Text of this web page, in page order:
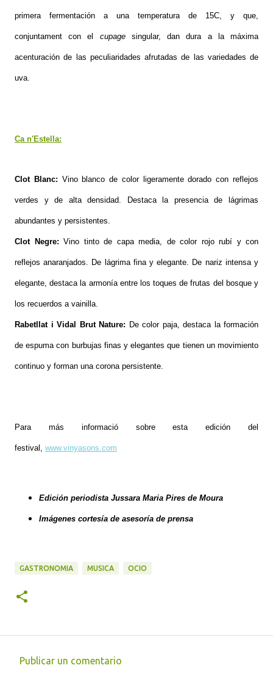
primera fermentación a una temperatura de 15C, y que,
conjuntament con el cupagesingular, dan dura a la máxima
acenturación de las peculiaridades afrutadas de las variedades de
uva.
Ca n'Estella:
Clot Blanc: Vino blanco de color ligeramente dorado con reflejos
verdes y de alta densidad. Destaca la presencia de lágrimas
abundantes y persistentes.
Clot Negre: Vino tinto de capa media, de color rojo rubí y con
reflejos anaranjados. De lágrima fina y elegante. De nariz intensa y
elegante, destaca la armonía entre los toques de frutas del bosque y
los recuerdos a vainilla.
Rabetllat i Vidal Brut Nature: De color paja, destaca la formación
de espuma con burbujas finas y elegantes que tienen un movimiento
continuo y forman una corona persistente.
Para más informació sobre esta edición del
festival, www.vinyasons.com
Edición periodista Jussara Maria Pires de Moura
Imágenes cortesía de asesoría de prensa
GASTRONOMIA MUSICA OCIO
Publicar un comentario